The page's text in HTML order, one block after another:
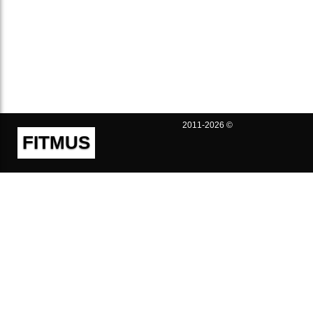
FITMUS
2011-2026 ©